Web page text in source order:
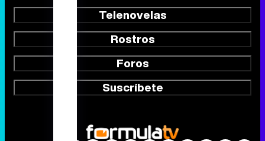
Telenovelas
Rostros
Foros
Suscríbete